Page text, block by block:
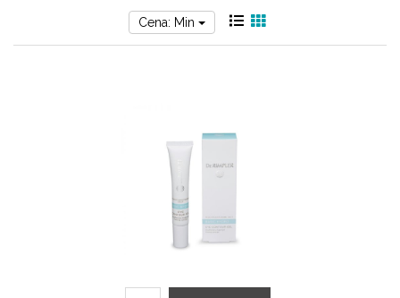
Cena: Min